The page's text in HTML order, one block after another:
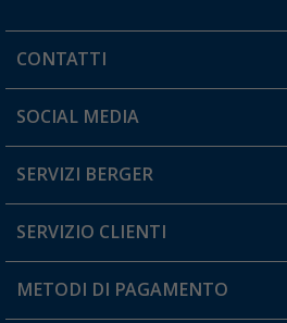
CONTATTI
Orari di apertura del servizio:
Hai una domanda?
SOCIAL MEDIA
SERVIZI BERGER
Diventare rivenditori
Il mio Account
SERVIZIO CLIENTI
Informazioni sulla spedizione
METODI DI PAGAMENTO